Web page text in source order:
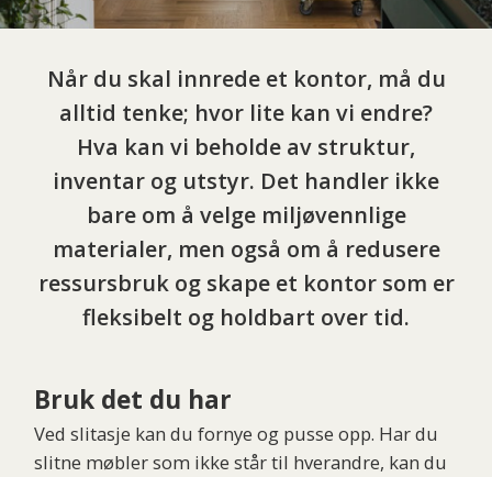
Når du skal innrede et kontor, må du
alltid tenke; hvor lite kan vi endre?
Hva kan vi beholde av struktur,
inventar og utstyr. Det handler ikke
bare om å velge miljøvennlige
materialer, men også om å redusere
ressursbruk og skape et kontor som er
fleksibelt og holdbart over tid.
Bruk det du har
Ved slitasje kan du fornye og pusse opp. Har du
slitne møbler som ikke står til hverandre, kan du